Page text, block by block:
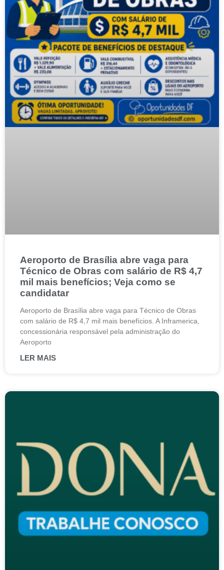
Aeroporto de Brasília abre vaga para
Técnico de Obras com salário de R$ 4,7
mil mais benefícios; Veja como se
candidatar
Aeroporto de Brasília abre vaga para Técnico de Obras
com salário de R$ 4,7 mil mais benefícios. A Inframerica,
concessionária responsável pela administração do
Aeroporto
LER MAIS